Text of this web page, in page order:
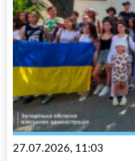
27.07.2026, 11:03